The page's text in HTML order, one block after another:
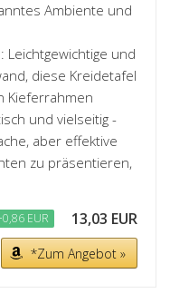
Ambiente und
Leichtgewichtige und
diese Kreidetafel
Kieferrahmen
und vielseitig -
aber effektive
zu präsentieren,
EUR 13,03 EUR
*Zum Angebot »